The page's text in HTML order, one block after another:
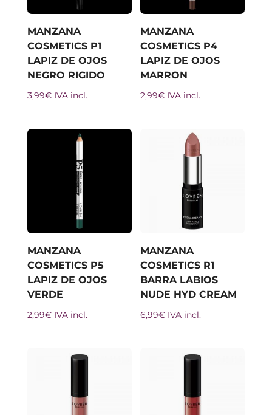
MANZANA
COSMETICS P1
LAPIZ DE OJOS
NEGRO RIGIDO
3,99€ IVA incl.
MANZANA
COSMETICS P4
LAPIZ DE OJOS
MARRON
2,99€ IVA incl.
MANZANA
COSMETICS P5
LAPIZ DE OJOS
VERDE
2,99€ IVA incl.
MANZANA
COSMETICS R1
BARRA LABIOS
NUDE HYD CREAM
6,99€ IVA incl.